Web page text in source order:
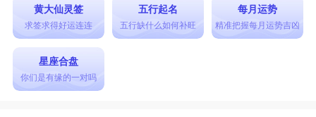
代表其人下辈、子女、妻妾、根基;单独代表
其人之根基。代表前运。
(按：包含居住田宅之意义。)
总格：
黄大仙灵签
求签求得好运连连
五行起名
五行缺什么如何补旺
每月运势
精准把握每月运势吉凶
星座合盘
你们是有缘的一对吗